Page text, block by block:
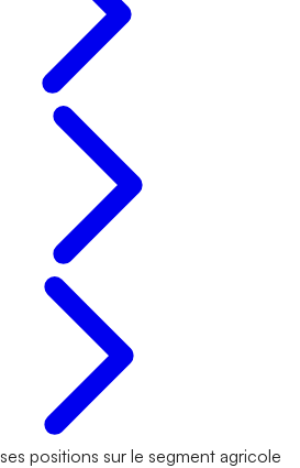
positions sur le segment agricole